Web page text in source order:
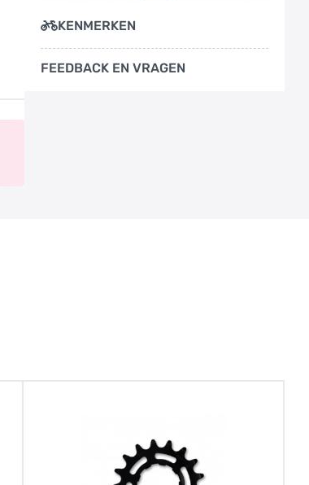
KENMERKEN
FEEDBACK EN VRAGEN